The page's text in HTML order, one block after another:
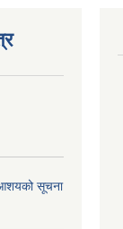
आशयको सूचना